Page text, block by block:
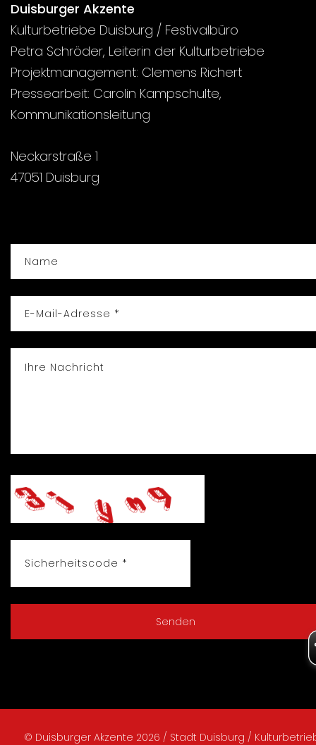
Duisburger Akzente
Kulturbetriebe Duisburg / Festivalbüro
Petra Schröder, Leiterin der Kulturbetriebe
Projektmanagement: Clemens Richert
Pressearbeit: Carolin Kampschulte,
Kommunikationsleitung
Neckarstraße 1
47051 Duisburg
© Duisburger Akzente 2026 / Stadt Duisburg /